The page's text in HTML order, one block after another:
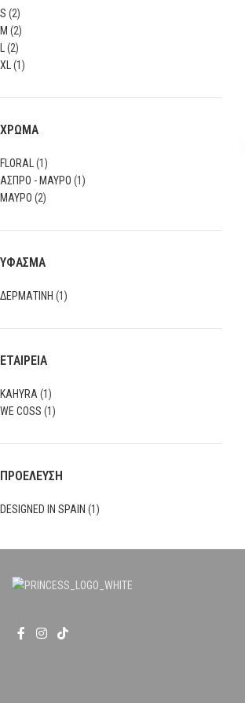
S (2)
M (2)
(2)
XL
(1)
ΧΡΩΜΑ
FLORAL
(1)
ΑΣΠΡΟ - ΜΑΥΡΟ (1)
ΜΑΥΡΟ (2)
ΥΦΑΣΜΑ
ΔΕΡΜΑΤΙΝΗ (1)
ΕΤΑΙΡΕΙΑ
KAHYRA (1)
WE COSS (1)
ΠΡΟΕΛΕΥΣΗ
DESIGNED IN SPAIN (1)